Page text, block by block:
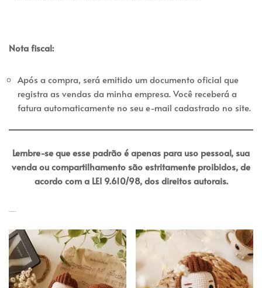
Nota fiscal:
Após a compra, será emitido um documento oficial que
registra as vendas da minha empresa. Você receberá a
fatura automaticamente no seu e-mail cadastrado no site.
Lembre-se que esse padrão é apenas para uso pessoal, sua
venda ou compartilhamento são estritamente proibidos, de
acordo com a LEI 9.610/98, dos direitos autorais.